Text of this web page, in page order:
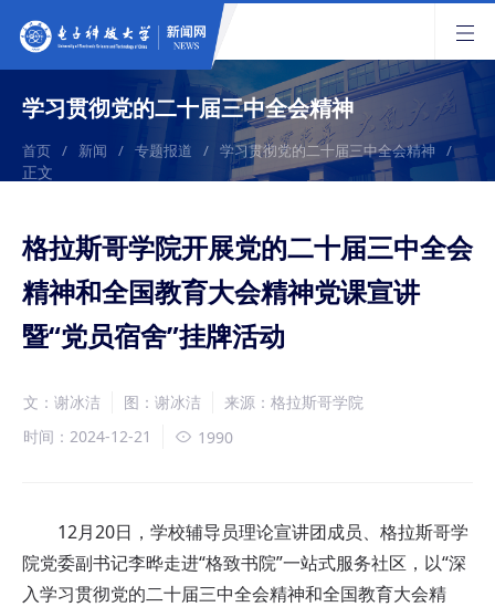
学习贯彻党的二十届三中全会精神
首页 / 新闻 / 专题报道 / 学习贯彻党的二十届三中全会精神 /
正文
格拉斯哥学院开展党的二十届三中全会
精神和全国教育大会精神党课宣讲
暨“党员宿舍”挂牌活动
文：谢冰洁 图：谢冰洁
来源：格拉斯哥学院
时间：2024-12-21
1990
12月20日，学校辅导员理论宣讲团成员、格拉斯哥学
院党委副书记李晔走进“格致书院”一站式服务社区，以“深
入学习贯彻党的二十届三中全会精神和全国教育大会精